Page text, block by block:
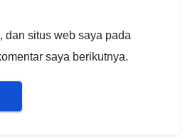
dan situs web saya pada
saya berikutnya.